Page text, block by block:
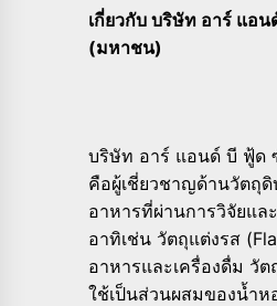
เกี่ยวกับ บริษัท อาร์ แอ
(มหาชน)
บริษัท อาร์ แอนด์ บี ฟู้ด
คือผู้เชี่ยวชาญด้านวัตถุ
อาหารที่ผ่านการวิจัยแ
อาทิเช่น วัตถุแต่งรส
อาหารและเครื่องดื่ม วั
ใช้เป็นส่วนผสมของน้ำห